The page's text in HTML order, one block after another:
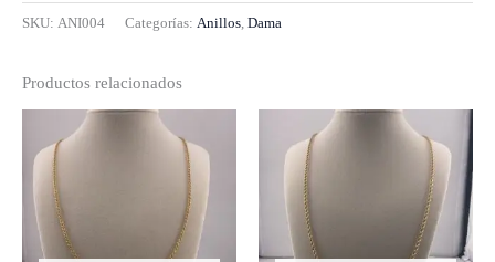
SKU: ANI004 Categorías: Anillos, Dama
Productos relacionados